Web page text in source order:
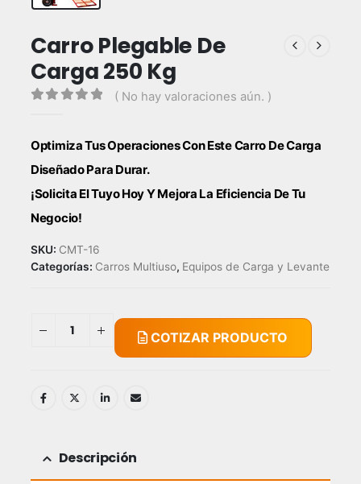
Carro Plegable De
Carga 250 Kg
( No hay valoraciones aún. )
Optimiza Tus Operaciones Con Este Carro De Carga
Diseñado Para Durar.
¡Solicita El Tuyo Hoy Y Mejora La Eficiencia De Tu
Negocio!
SKU: CMT-16
Categorías: Carros Multiuso, Equipos de Carga y Levante
COTIZAR PRODUCTO
Descripción